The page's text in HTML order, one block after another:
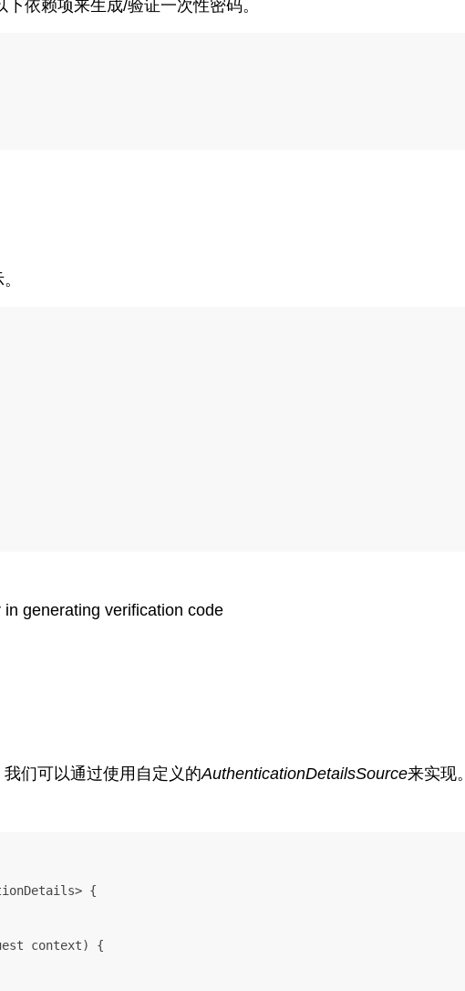
下依赖项来生成/验证一次性密码。
generating verification code
们可以通过使用自定义的AuthenticationDetailsSource来实现。
{
context)
{